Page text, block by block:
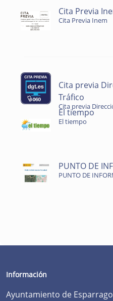
Cita Previa
Cita Previa Inem
Cita previa
Tráfico
Cita previa
El tiempo
El tiempo
PUNTO DE
PUNTO DE
Información
Ayuntamiento de